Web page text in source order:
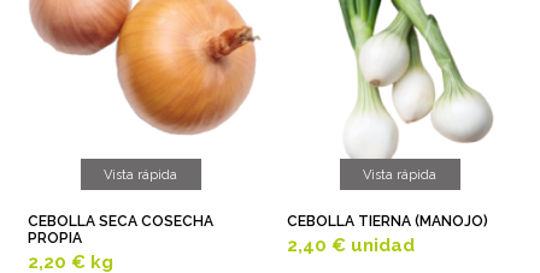
Vista rápida
CEBOLLA SECA COSECHA
PROPIA
2,20 € kg
Vista rápida
CEBOLLA TIERNA (MANOJO)
2,40 € unidad